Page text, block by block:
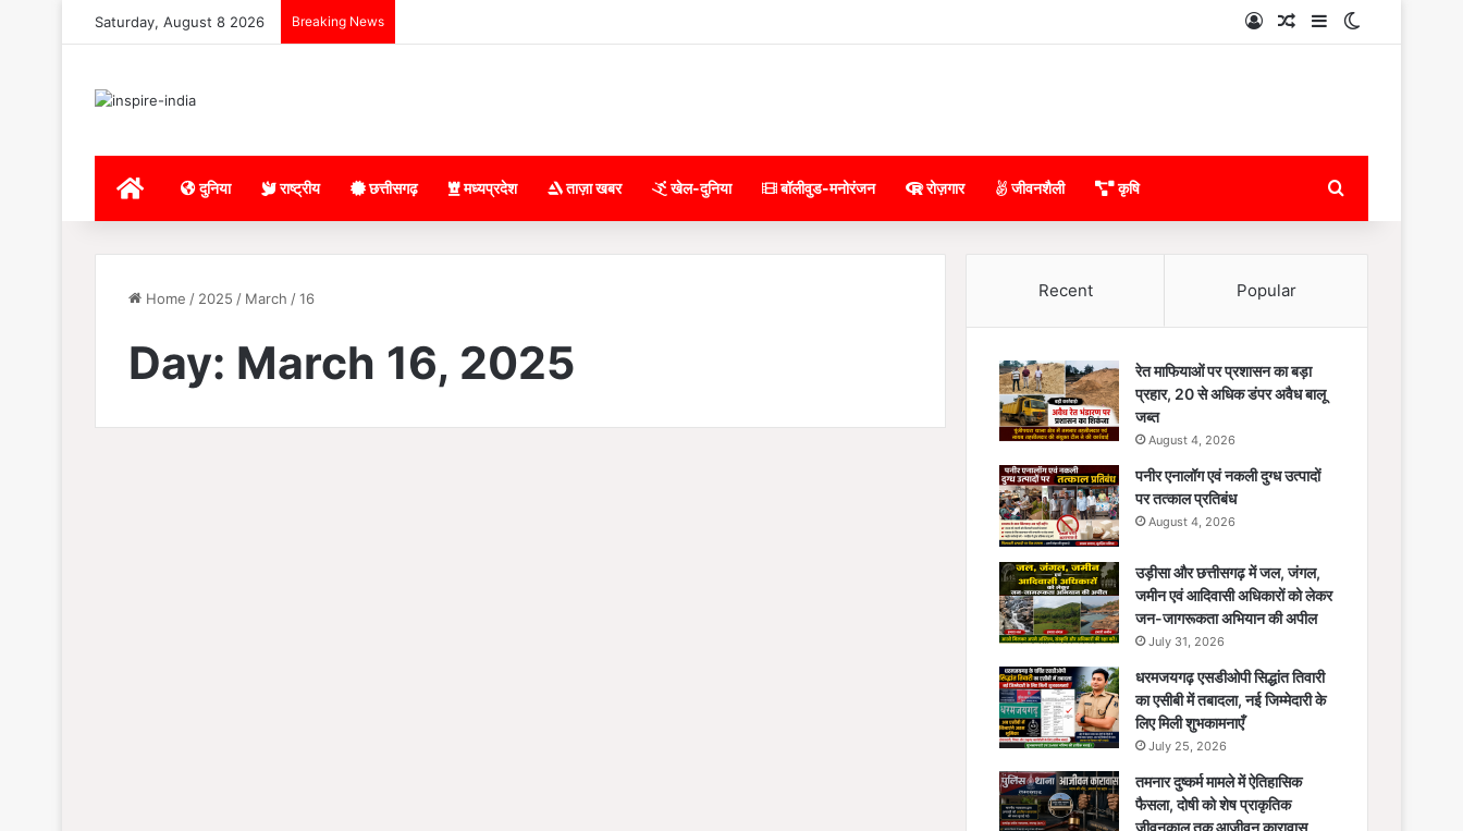
Saturday, August 8 2026 Breaking News Log InRandom Article
Sidebar
Home दुनिया राष्ट्रीय छत्तीसगढ़ मध्यप्रदेश ताज़ा खबर खेल-दुनिया बॉलीवुड-मनोरंजन रोज़गार जीवनशैली कृषि
Home / 2025 / March /16
Day: March 16, 2025
Recent Popular
रेत माफियाओं पर प्रशासन का बड़ा
प्रहार, 20 से अधिक डंपर अवैध बालू
जब्त
August 4, 2026
पनीर एनालॉग एवं नकली दुग्ध उत्पादों
पर तत्काल प्रतिबंध
August 4, 2026
उड़ीसा और छत्तीसगढ़ में जल, जंगल,
जमीन एवं आदिवासी अधिकारों को लेकर
जन-जागरूकता अभियान की अपील
July 31, 2026
धरमजयगढ़ एसडीओपी सिद्धांत तिवारी
का एसीबी में तबादला, नई जिम्मेदारी के
लिए मिली शुभकामनाएँ
July 25, 2026
तमनार दुष्कर्म मामले में ऐतिहासिक
फैसला, दोषी को शेष प्राकृतिक
जीवनकाल तक आजीवन कारावास